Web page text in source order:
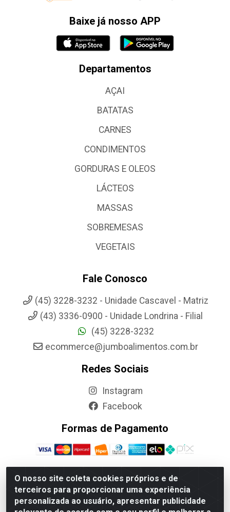
O nosso site coleta cookies próprios e de
terceiros para proporcionar uma experiência
personalizada ao usuário, apresentar publicidade
Baixe já nosso APP
Departamentos
AÇAI
BATATAS
CARNES
CONDIMENTOS
GORDURAS E OLEOS
LÁCTEOS
MASSAS
SOBREMESAS
VEGETAIS
Fale Conosco
(45) 3228-3232 - Unidade Cascavel - Matriz
(43) 3336-0900 - Unidade Londrina - Filial
(45) 3228-3232
ecommerce@jumboalimentos.com.br
Redes Sociais
Instagram
Facebook
Formas de Pagamento
Jumbo Alimentos Cascavel - Matriz - Rua Itatiba Do Sul, 161 -
Santos Dumont, Cascavel-PR - CEP 85804-700- CNPJ